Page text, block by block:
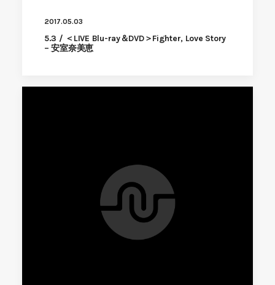
2017.05.03
5.3 / ＜LIVE Blu-ray＆DVD＞Fighter, Love Story
– 安室奈美恵